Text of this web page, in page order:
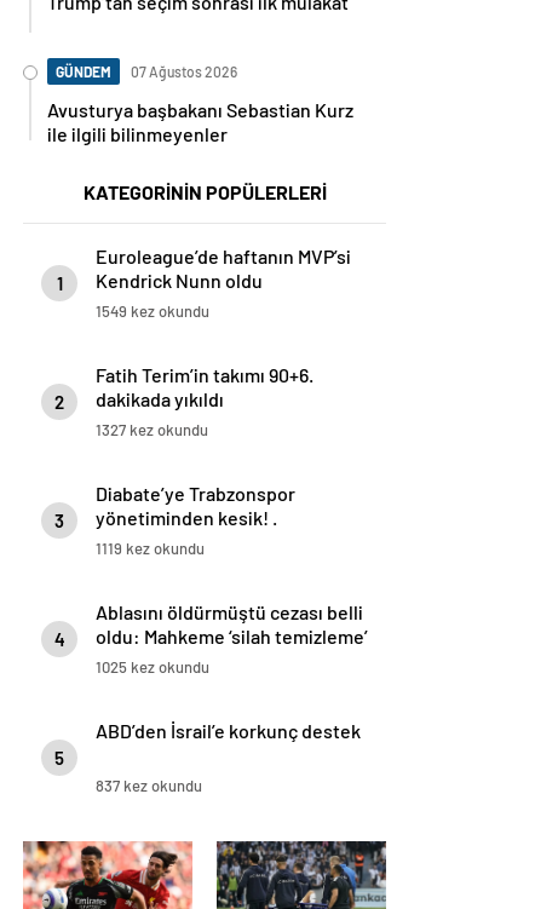
GÜNDEM 07 Ağustos 2026
Avusturya başbakanı Sebastian Kurz
ile ilgili bilinmeyenler
KATEGORİNİN POPÜLERLERİ
1
Euroleague’de haftanın MVP’si
Kendrick Nunn oldu
1549 kez okundu
2
Fatih Terim’in takımı 90+6.
dakikada yıkıldı
1327 kez okundu
3
Diabate’ye Trabzonspor
yönetiminden kesik! .
1119 kez okundu
4
Ablasını öldürmüştü cezası belli
oldu: Mahkeme ‘silah temizleme’
yalanını yutmadı
1025 kez okundu
5
ABD’den İsrail’e korkunç destek
837 kez okundu